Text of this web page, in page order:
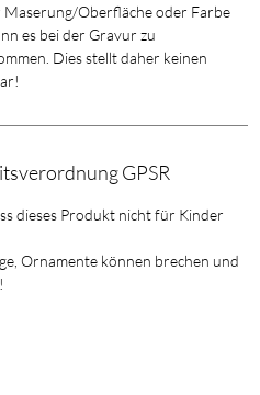
Maserung/Oberfläche oder Farbe
es bei der Gravur zu
Dies stellt daher keinen
GPSR
dieses Produkt nicht für Kinder
Ornamente können brechen und